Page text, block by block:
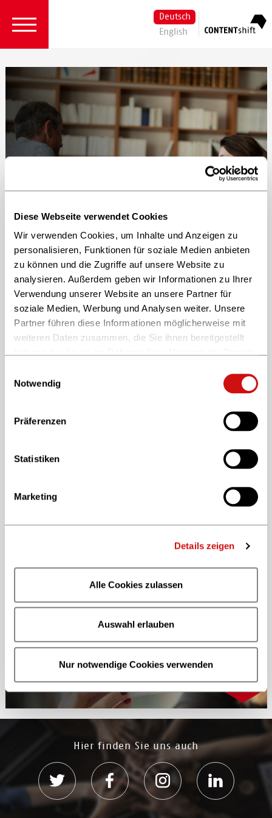
Diese Webseite verwendet Cookies
Wir verwenden Cookies, um Inhalte und Anzeigen zu
personalisieren, Funktionen für soziale Medien anbieten
zu können und die Zugriffe auf unsere Website zu
analysieren. Außerdem geben wir Informationen zu Ihrer
Verwendung unserer Website an unsere Partner für
soziale Medien, Werbung und Analysen weiter. Unsere
Partner führen diese Informationen möglicherweise mit
weiteren Daten zusammen, die Sie ihnen bereitgestellt
Weitere Informationen finden Sie in unserer
Notwendig
Präferenzen
Statistiken
Marketing
Details zeigen
Alle Cookies zulassen
Auswahl erlauben
Nur notwendige Cookies verwenden
Deutsch
English
CONTENTshift
Innovationsprogramm 2026
Innovationsprogramm
Jury kürt Favoriten des
Innovationsprogramms
CONTENTshift 2026
Hier finden Sie uns auch